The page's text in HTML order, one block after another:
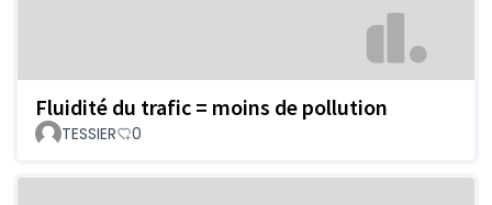
Fluidité du trafic = moins de pollution
TESSIER 0